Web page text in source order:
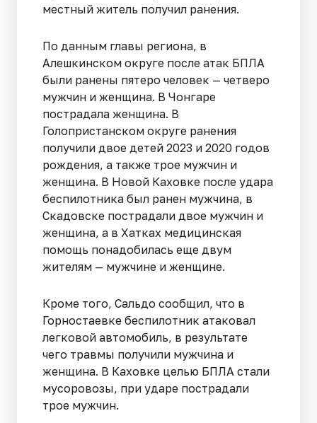
местный житель получил ранения.
По данным главы региона, в
Алешкинском округе после атак БПЛА
были ранены пятеро человек — четверо
мужчин и женщина. В Чонгаре
пострадала женщина. В
Голопристанском округе ранения
получили двое детей 2023 и 2020 годов
рождения, а также трое мужчин и
женщина. В Новой Каховке после удара
беспилотника был ранен мужчина, в
Скадовске пострадали двое мужчин и
женщина, а в Хатках медицинская
помощь понадобилась еще двум
жителям — мужчине и женщине.
Кроме того, Сальдо сообщил, что в
Горностаевке беспилотник атаковал
легковой автомобиль, в результате
чего травмы получили мужчина и
женщина. В Каховке целью БПЛА стали
мусоровозы, при ударе пострадали
трое мужчин.